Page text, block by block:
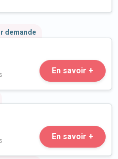
demande
En savoir +
En savoir +